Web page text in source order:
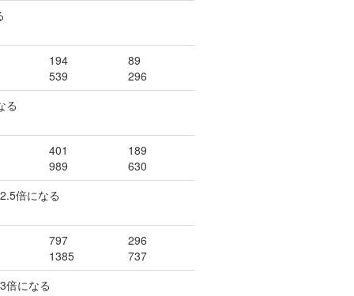
194
539
89
296
る
401
989
189
630
倍になる
797
1385
296
737
倍になる